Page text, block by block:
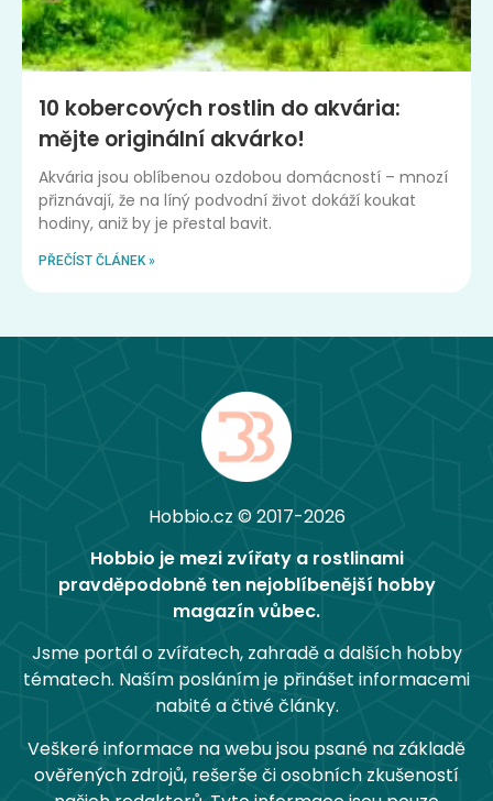
10 kobercových rostlin do akvária:
mějte originální akvárko!
Akvária jsou oblíbenou ozdobou domácností – mnozí
přiznávají, že na líný podvodní život dokáží koukat
hodiny, aniž by je přestal bavit.
PŘEČÍST ČLÁNEK »
Hobbio.cz © 2017-2026
Hobbio je mezi zvířaty a rostlinami
pravděpodobně ten nejoblíbenější hobby
magazín vůbec.
Jsme portál o zvířatech, zahradě a dalších hobby
tématech. Naším posláním je přinášet informacemi
nabité a čtivé články.
Veškeré informace na webu jsou psané na základě
ověřených zdrojů, rešerše či osobních zkušeností